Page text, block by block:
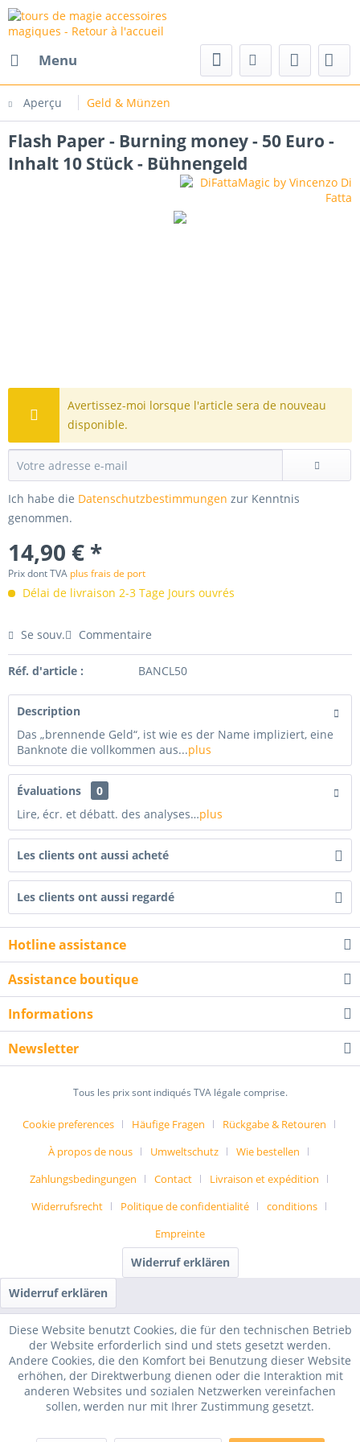
Menu
Aperçu Geld & Münzen
Flash Paper - Burning money - 50 Euro -
Inhalt 10 Stück - Bühnengeld
Avertissez-moi lorsque l'article sera de nouveau
disponible.
Ich habe die Datenschutzbestimmungen zur Kenntnis
genommen.
14,90 € *
Prix dont TVA plus frais de port
Délai de livraison 2-3 Tage Jours ouvrés
Se souv. Commentaire
Réf. d'article : BANCL50
Description
Das „brennende Geld“, ist wie es der Name impliziert, eine
Banknote die vollkommen aus...plus
Évaluations
0
Lire, écr. et débatt. des analyses…plus
Les clients ont aussi acheté
Les clients ont aussi regardé
Hotline assistance
Assistance boutique
Informations
Newsletter
Tous les prix sont indiqués TVA légale comprise.
Cookie preferences Häufige Fragen
Rückgabe & Retouren
À propos de nous
Umweltschutz
Wie bestellen
Zahlungsbedingungen
Contact
Livraison et expédition
Widerrufsrecht
Politique de confidentialité
conditions
Empreinte
Widerruf erklären
Diese Website benutzt Cookies, die für den technischen Betrieb
der Website erforderlich sind und stets gesetzt werden.
Andere Cookies, die den Komfort bei Benutzung dieser Website
erhöhen, der Direktwerbung dienen oder die Interaktion mit
anderen Websites und sozialen Netzwerken vereinfachen
sollen, werden nur mit Ihrer Zustimmung gesetzt.
Widerruf erklären